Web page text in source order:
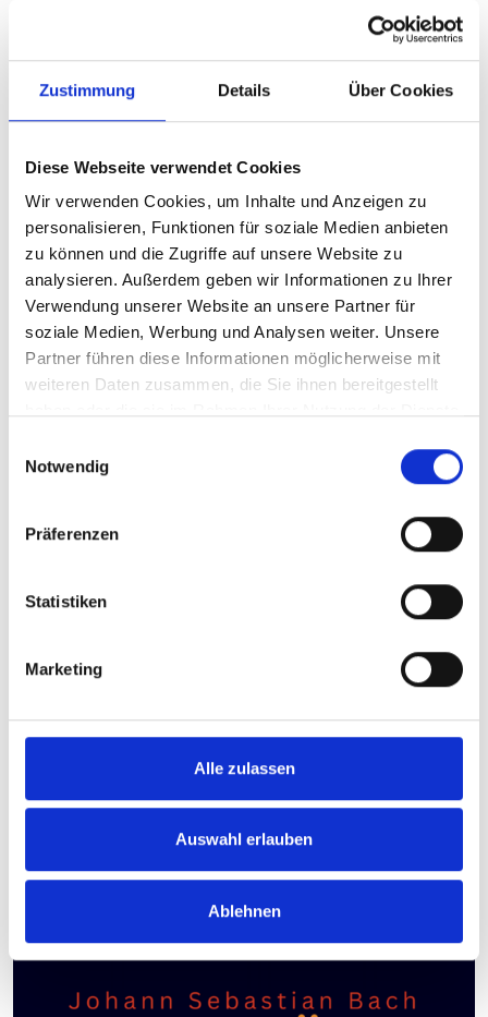
Zustimmung Details Über Cookies
Diese Webseite verwendet Cookies
Wir verwenden Cookies, um Inhalte und Anzeigen zu
personalisieren, Funktionen für soziale Medien anbieten
zu können und die Zugriffe auf unsere Website zu
analysieren. Außerdem geben wir Informationen zu Ihrer
Verwendung unserer Website an unsere Partner für
soziale Medien, Werbung und Analysen weiter. Unsere
Partner führen diese Informationen möglicherweise mit
weiteren Daten zusammen, die Sie ihnen bereitgestellt
Notwendig
Präferenzen
Statistiken
Marketing
Alle zulassen
Auswahl erlauben
Ablehnen
Aktuelles aus Chor und Orchester
Einladung zum offenen Herbstprojekt 2026
Mehr erfahren